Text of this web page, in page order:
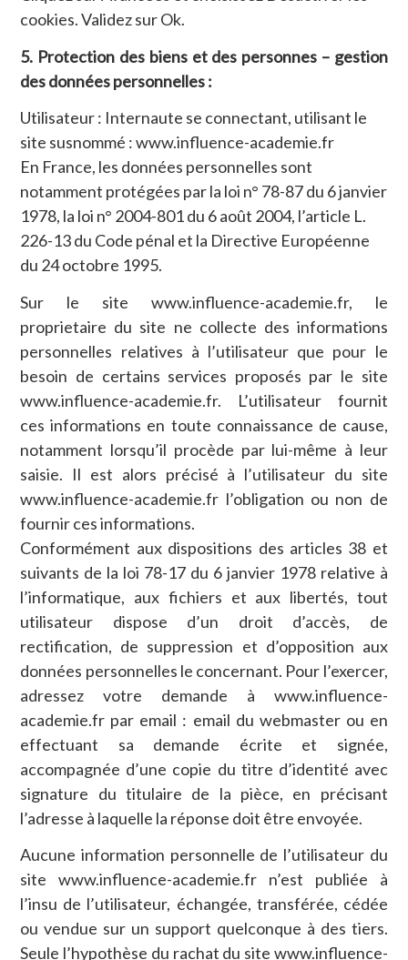
cookies. Validez sur Ok.
5. Protection des biens et des personnes – gestion
des données personnelles :
Utilisateur : Internaute se connectant, utilisant le
site susnommé : www.influence-academie.fr
En France, les données personnelles sont
notamment protégées par la loi n° 78-87 du 6 janvier
1978, la loi n° 2004-801 du 6 août 2004, l’article L.
226-13 du Code pénal et la Directive Européenne
du 24 octobre 1995.
Sur le site www.influence-academie.fr, le
proprietaire du site ne collecte des informations
personnelles relatives à l’utilisateur que pour le
besoin de certains services proposés par le site
www.influence-academie.fr. L’utilisateur fournit
ces informations en toute connaissance de cause,
notamment lorsqu’il procède par lui-même à leur
saisie. Il est alors précisé à l’utilisateur du site
www.influence-academie.fr l’obligation ou non de
fournir ces informations.
Conformément aux dispositions des articles 38 et
suivants de la loi 78-17 du 6 janvier 1978 relative à
l’informatique, aux fichiers et aux libertés, tout
utilisateur dispose d’un droit d’accès, de
rectification, de suppression et d’opposition aux
données personnelles le concernant. Pour l’exercer,
adressez votre demande à www.influence-
academie.fr par email : email du webmaster ou en
effectuant sa demande écrite et signée,
accompagnée d’une copie du titre d’identité avec
signature du titulaire de la pièce, en précisant
l’adresse à laquelle la réponse doit être envoyée.
Aucune information personnelle de l’utilisateur du
site www.influence-academie.fr n’est publiée à
l’insu de l’utilisateur, échangée, transférée, cédée
ou vendue sur un support quelconque à des tiers.
Seule l’hypothèse du rachat du site www.influence-